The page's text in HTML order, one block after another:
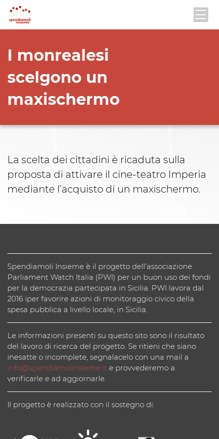
I monrealesi
scelgono un
maxischermo
La scelta dei cittadini è ricaduta sulla
proposta di attivare il cine-teatro Imperia
mediante l’acquisto di un maxischermo.
Spendiamoli Insieme è il progetto dell’associazione
Parliament Watch Italia (PWI) per un buon uso dei fondi
per la democrazia partecipata in Sicilia. PWI lavora dal
2016 iper favorire azioni di monitoraggio civico della
spesa pubblica a livello locale, in Sicilia.
Le informazioni presenti su questo sito sono il risultato
del lavoro di ricerca del progetto. Se ritieni che siano
inesatte o incomplete, segnalacelo con una mail a
info@spendiamolinsieme.it e provvederemo a
verificarle e ad aggiornarle.
Il progetto è realizzato con il sostegno di: